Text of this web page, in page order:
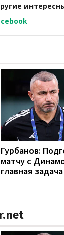
Гурбанов:
матчу с
главная задача